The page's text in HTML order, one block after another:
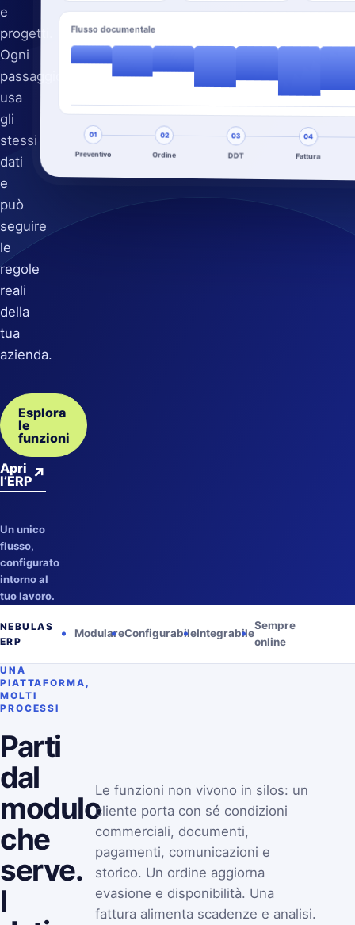
e
progetti.
Ogni
passaggio
usa
gli
stessi
dati
e
può
seguire
le
regole
reali
della
tua
azienda.
Esplora
le
funzioni
Apri
l’ERP↗
Un unico
flusso,
configurato
intorno al
tuo lavoro.
Flusso documentale
01
Preventivo
02
Ordine
03
DDT
04
Fattura
NEBULAS
ERP
ModulareConfigurabileIntegrabile
Sempre
online
UNA
PIATTAFORMA,
MOLTI
PROCESSI
Parti
dal
modulo
che
serve.
I
Le funzioni non vivono in silos: un
cliente porta con sé condizioni
commerciali, documenti,
pagamenti, comunicazioni e
storico. Un ordine aggiorna
evasione e disponibilità. Una
fattura alimenta scadenze e analisi.